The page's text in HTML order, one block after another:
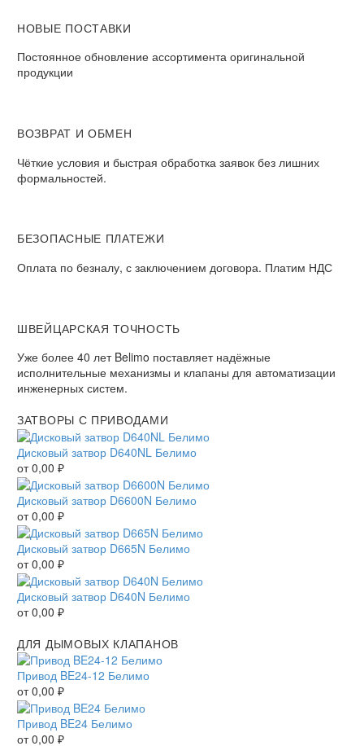
НОВЫЕ ПОСТАВКИ
Постоянное обновление ассортимента оригинальной
продукции
ВОЗВРАТ И ОБМЕН​
Чёткие условия и быстрая обработка заявок без лишних
формальностей.​
БЕЗОПАСНЫЕ ПЛАТЕЖИ​
Оплата по безналу, с заключением договора. Платим НДС​
ШВЕЙЦАРСКАЯ ТОЧНОСТЬ
Уже более 40 лет Belimo поставляет надёжные
исполнительные механизмы и клапаны для автоматизации
инженерных систем.
ЗАТВОРЫ С ПРИВОДАМИ
Дисковый затвор D640NL Белимо
от0,00 ₽
Дисковый затвор D6600N Белимо
от0,00 ₽
Дисковый затвор D665N Белимо
от0,00 ₽
Дисковый затвор D640N Белимо
от0,00 ₽
ДЛЯ ДЫМОВЫХ КЛАПАНОВ
Привод BE24-12 Белимо
от0,00 ₽
Привод BE24 Белимо
от0,00 ₽